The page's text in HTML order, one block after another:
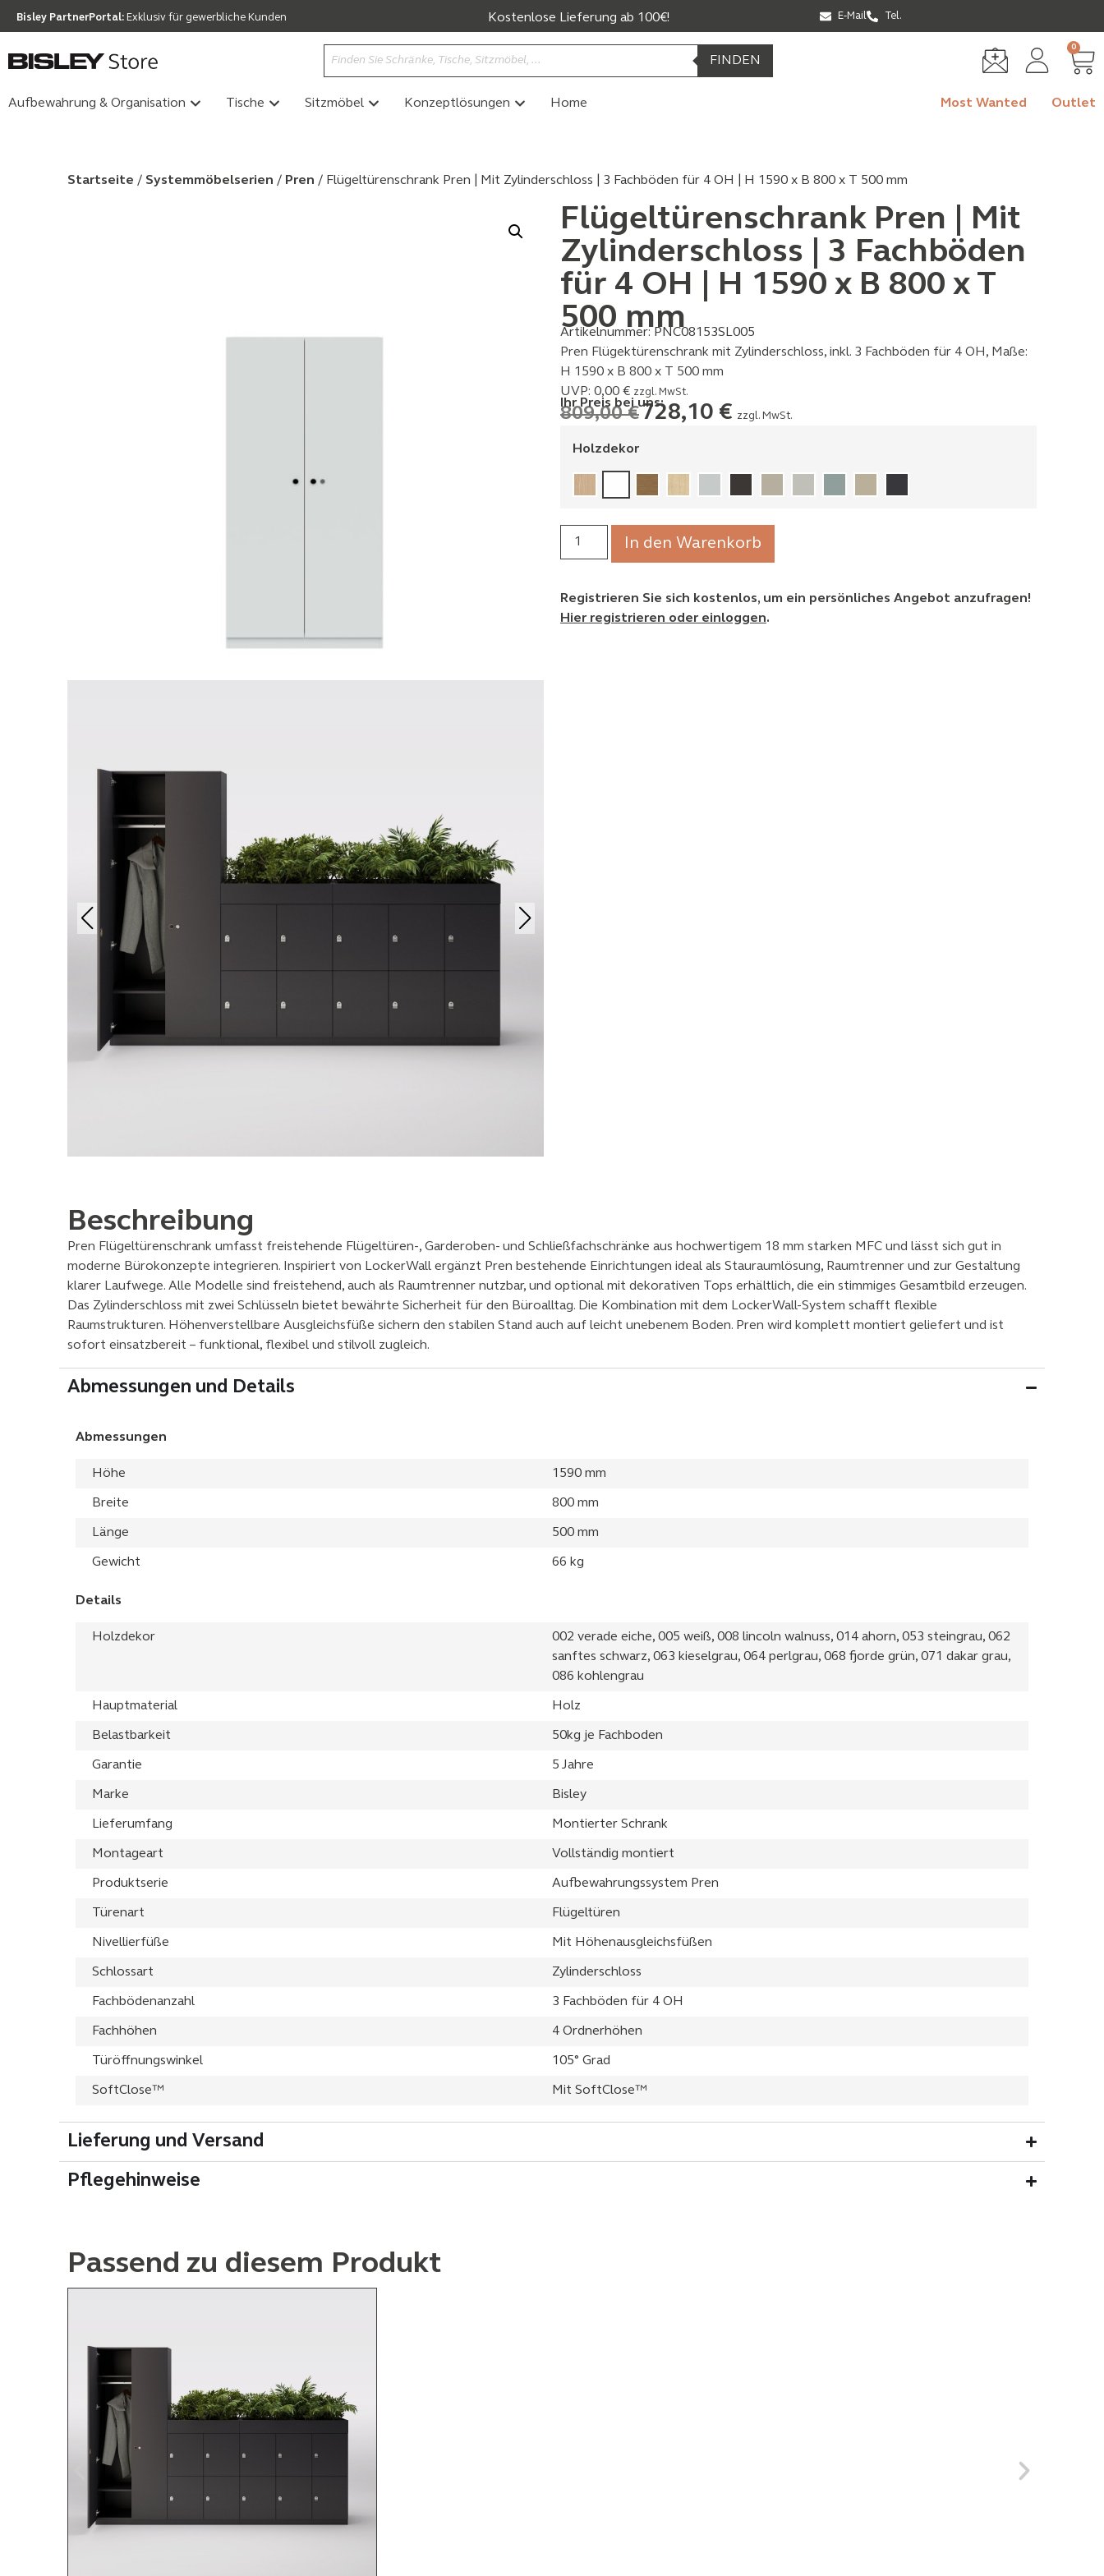
Bisley PartnerPortal: Exklusiv für gewerbliche Kunden Kostenlose Lieferung ab 100€! E-Mail Tel.
FINDEN
0
Aufbewahrung & Organisation Tische Sitzmöbel Konzeptlösungen Home Most Wanted Outlet
Startseite / Systemmöbel­serien / Pren / Flügeltürenschrank Pren | Mit Zylinderschloss | 3 Fachböden für 4 OH | H 1590 x B 800 x T 500 mm
Flügeltürenschrank Pren | Mit
Zylinderschloss | 3 Fachböden
für 4 OH | H 1590 x B 800 x T
500 mm
Artikelnummer: PNC08153SL005
Pren Flügektürenschrank mit Zylinderschloss, inkl. 3 Fachböden für 4 OH, Maße:
H 1590 x B 800 x T 500 mm
UVP: 0,00 € zzgl. MwSt.
Ihr Preis bei uns:
809,00€728,10 € zzgl. MwSt.
Holzdekor
In den Warenkorb
Registrieren Sie sich kostenlos, um ein persönliches Angebot anzufragen!
Hier registrieren oder einloggen.
Beschreibung
Pren Flügeltürenschrank umfasst freistehende Flügeltüren-, Garderoben- und Schließfachschränke aus hochwertigem 18 mm starken MFC und lässt sich gut in
moderne Bürokonzepte integrieren. Inspiriert von LockerWall ergänzt Pren bestehende Einrichtungen ideal als Stauraumlösung, Raumtrenner und zur Gestaltung
klarer Laufwege. Alle Modelle sind freistehend, auch als Raumtrenner nutzbar, und optional mit dekorativen Tops erhältlich, die ein stimmiges Gesamtbild erzeugen.
Das Zylinderschloss mit zwei Schlüsseln bietet bewährte Sicherheit für den Büroalltag. Die Kombination mit dem LockerWall-System schafft flexible
Raumstrukturen. Höhenverstellbare Ausgleichsfüße sichern den stabilen Stand auch auf leicht unebenem Boden. Pren wird komplett montiert geliefert und ist
sofort einsatzbereit – funktional, flexibel und stilvoll zugleich.
Abmessungen und Details
Abmessungen
Höhe 1590 mm
Breite 800 mm
Länge 500 mm
Gewicht 66 kg
Details
Holzdekor
002 verade eiche, 005 weiß, 008 lincoln walnuss, 014 ahorn, 053 steingrau, 062
sanftes schwarz, 063 kieselgrau, 064 perlgrau, 068 fjorde grün, 071 dakar grau,
086 kohlengrau
Hauptmaterial Holz
Belastbarkeit 50kg je Fachboden
Garantie 5 Jahre
Marke Bisley
Lieferumfang Montierter Schrank
Montageart Vollständig montiert
Produktserie Aufbewahrungssystem Pren
Türenart Flügeltüren
Nivellierfüße Mit Höhenausgleichsfüßen
Schlossart Zylinderschloss
Fachbödenanzahl 3 Fachböden für 4 OH
Fachhöhen 4 Ordnerhöhen
Türöffnungswinkel 105° Grad
SoftClose™ Mit SoftClose™
Lieferung und Versand
Pflegehinweise
Passend zu diesem Produkt